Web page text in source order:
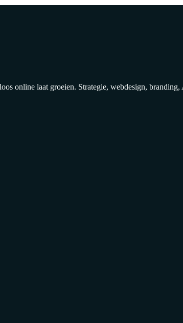
online laat groeien. Strategie, webdesign,